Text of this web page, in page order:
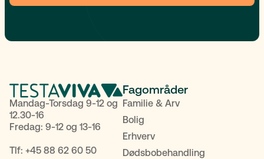
Mandag-Torsdag 9-12 og
12.30-16
Fredag: 9-12 og 13-16
Tlf: +45 88 62 60 50
Fagområder
Familie & Arv
Bolig
Erhverv
Dødsbobehandling